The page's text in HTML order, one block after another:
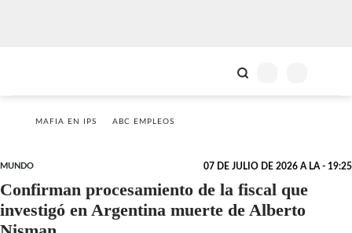
MAFIA EN IPS ABC EMPLEOS
MUNDO 07 DE JULIO DE 2026 A LA - 19:25
Confirman procesamiento de la fiscal que
investigó en Argentina muerte de Alberto